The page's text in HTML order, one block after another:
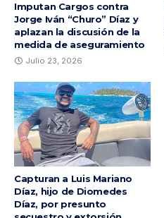
Imputan Cargos contra
Jorge Iván “Churo” Díaz y
aplazan la discusión de la
medida de aseguramiento
Julio 23, 2026
Capturan a Luis Mariano
Díaz, hijo de Diomedes
Díaz, por presunto